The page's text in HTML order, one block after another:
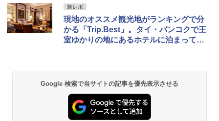
￥4,980
ENDLESS BASE 《めざましテレビで紹介》
テント ワンタッチ RENEW 幅200 2-3人用 43
[キャンパーズコレクション 山善] 傘みたいに
広げるだけ パッとサッとテント ブラックコ
ーティング フルクローズ メッシュ 3-4人用
ラソル ガーデン サイトシート付 折りたたみ
防水 UVカット 4段階高さ調整 軽量 収納袋付
き
￥6,459
ポインターライト 強力 小型 緑色/赤色/青紫色
USB充電式 高精度 超長距離照射 長時間使用
可能 安全ロック付き 高安全性 金属製耐久 コ
ンパクト多機能設計 持ち運び便利 アウトド
ア/オフィス/教育現場/展示会用 緑
旅レポ
現地のオススメ観光地がランキングで分
かる「Trip.Best」。タイ・バンコクで王
室ゆかりの地にあるホテルに泊まってみ
Google 検索で当サイトの記事を優先表示させる